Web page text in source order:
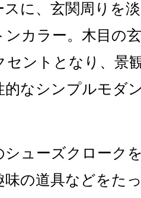
に、玄関周りを
ンカラー。木目の
セントとなり、景
的なシンプルモダ
シューズクローク
味の道具などをた